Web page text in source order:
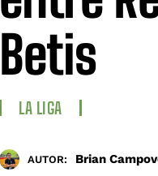
Betis
LA LIGA
AUTOR: Brian